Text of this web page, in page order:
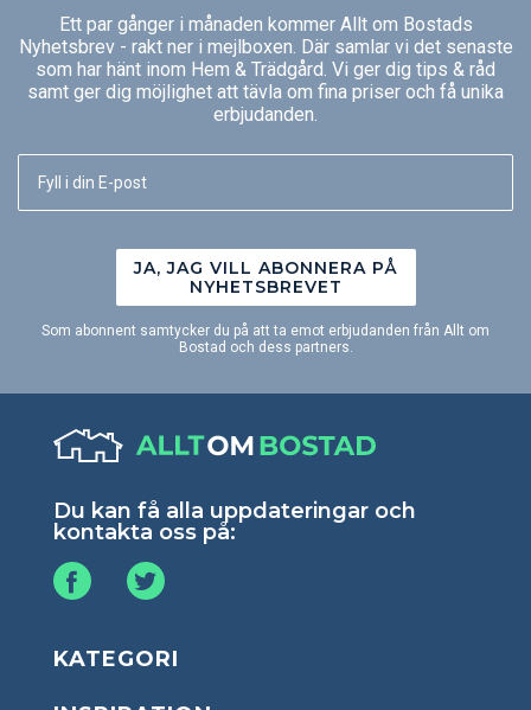
Ett par gånger i månaden kommer Allt om Bostads
Nyhetsbrev - rakt ner i mejlboxen. Där samlar vi det senaste
som har hänt inom Hem & Trädgård. Vi ger dig tips & råd
samt ger dig möjlighet att tävla om fina priser och få unika
erbjudanden.
JA, JAG VILL ABONNERA PÅ
NYHETSBREVET
Som abonnent samtycker du på att ta emot erbjudanden från Allt om
Bostad och dess partners.
Du kan få alla uppdateringar och
kontakta oss på:
KATEGORI